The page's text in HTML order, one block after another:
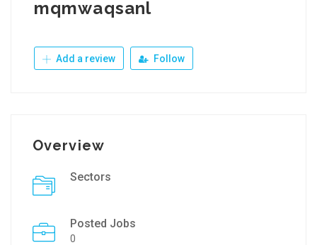
mqmwaqsanl
Add a review Follow
Overview
Sectors
Posted Jobs
0